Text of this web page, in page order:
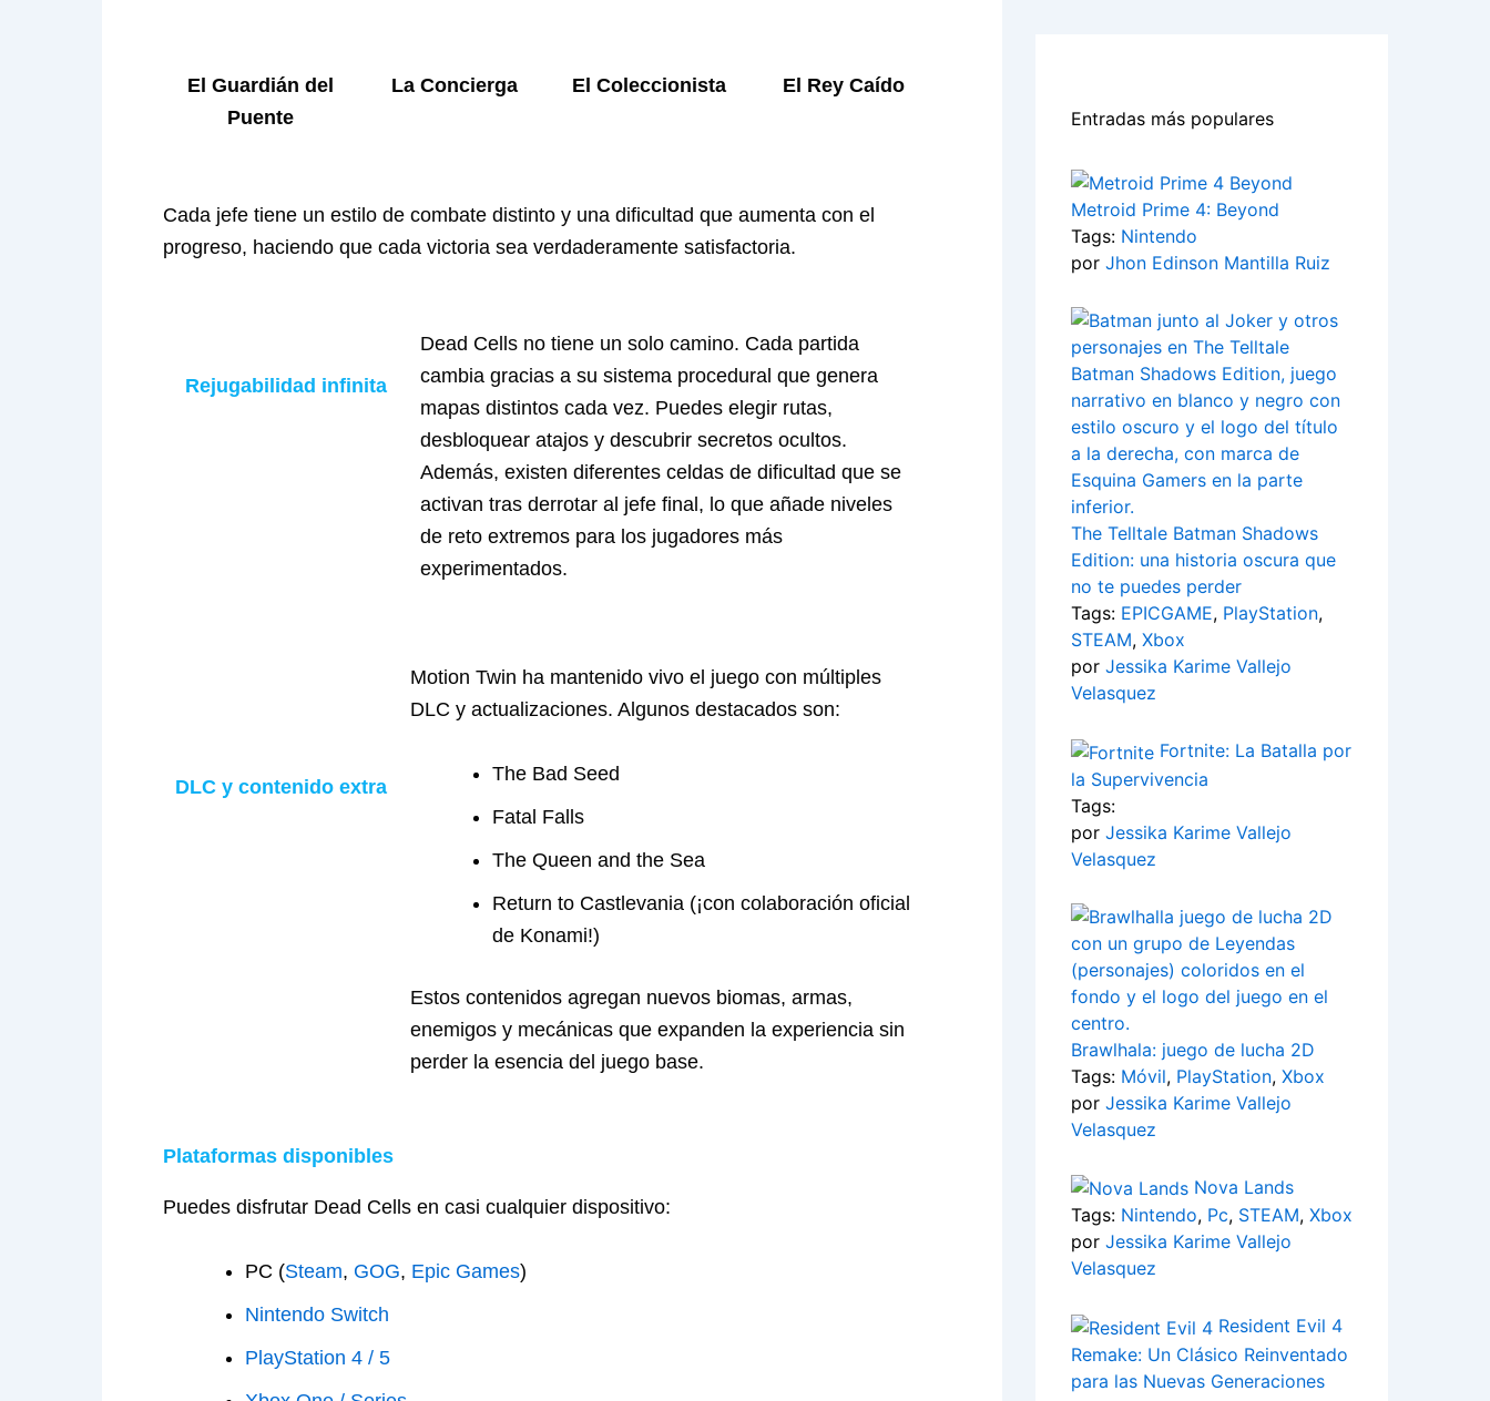
El Guardián del
Puente
La Concierga El Coleccionista El Rey Caído
Cada jefe tiene un estilo de combate distinto y una dificultad que aumenta con el
progreso, haciendo que cada victoria sea verdaderamente satisfactoria.
Rejugabilidad infinita
Dead Cells no tiene un solo camino. Cada partida
cambia gracias a su sistema procedural que genera
mapas distintos cada vez. Puedes elegir rutas,
desbloquear atajos y descubrir secretos ocultos.
Además, existen diferentes celdas de dificultad que se
activan tras derrotar al jefe final, lo que añade niveles
de reto extremos para los jugadores más
experimentados.
DLC y contenido extra
Motion Twin ha mantenido vivo el juego con múltiples
DLC y actualizaciones. Algunos destacados son:
The Bad Seed
Fatal Falls
The Queen and the Sea
Return to Castlevania (¡con colaboración oficial
de Konami!)
Estos contenidos agregan nuevos biomas, armas,
enemigos y mecánicas que expanden la experiencia sin
perder la esencia del juego base.
Plataformas disponibles
Puedes disfrutar Dead Cells en casi cualquier dispositivo:
PC (Steam, GOG, Epic Games)
Nintendo Switch
PlayStation 4 / 5
Entradas más populares
Metroid Prime 4: Beyond
Tags: Nintendo
por Jhon Edinson Mantilla Ruiz
The Telltale Batman Shadows
Edition: una historia oscura que
no te puedes perder
Tags: EPICGAME, PlayStation,
STEAM, Xbox
por Jessika Karime Vallejo
Velasquez
Fortnite: La Batalla por
la Supervivencia
Tags:
por Jessika Karime Vallejo
Velasquez
Brawlhala: juego de lucha 2D
Tags: Móvil, PlayStation, Xbox
por Jessika Karime Vallejo
Velasquez
Nova Lands
Tags: Nintendo, Pc, STEAM, Xbox
por Jessika Karime Vallejo
Velasquez
Resident Evil 4
Remake: Un Clásico Reinventado
para las Nuevas Generaciones